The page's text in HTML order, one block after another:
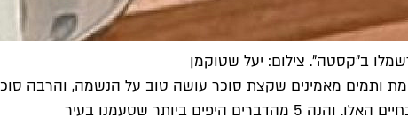
ב"קסטה". צילום: יעל שטוקמן
ותמים מאמינים שקצת סוכר עושה טוב על הנשמה, והרבה
היפים ביותר שטעמנו בעיר